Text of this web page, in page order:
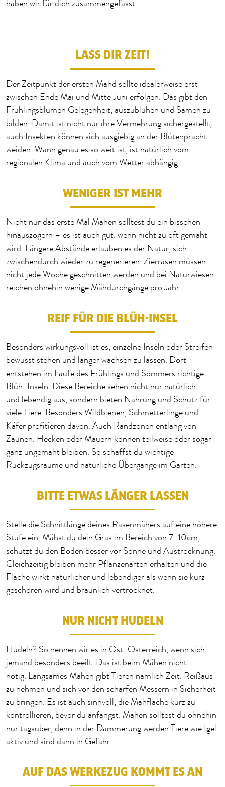
haben wir für dich zusammengefasst:
LASS DIR ZEIT!
Der Zeitpunkt der ersten Mahd sollte idealerweise erst
zwischen Ende Mai und Mitte Juni erfolgen. Das gibt den
Frühlingsblumen Gelegenheit, auszublühen und Samen zu
bilden. Damit ist nicht nur ihre Vermehrung sichergestellt,
auch Insekten können sich ausgiebig an der Blütenpracht
weiden. Wann genau es so weit ist, ist natürlich vom
regionalen Klima und auch vom Wetter abhängig.
WENIGER IST MEHR
Nicht nur das erste Mal Mähen solltest du ein bisschen
hinauszögern – es ist auch gut, wenn nicht zu oft gemäht
wird. Längere Abstände erlauben es der Natur, sich
zwischendurch wieder zu regenerieren. Zierrasen müssen
nicht jede Woche geschnitten werden und bei Naturwiesen
reichen ohnehin wenige Mähdurchgänge pro Jahr.
REIF FÜR DIE BLÜH-INSEL
Besonders wirkungsvoll ist es, einzelne Inseln oder Streifen
bewusst stehen und länger wachsen zu lassen. Dort
entstehen im Laufe des Frühlings und Sommers richtige
Blüh-Inseln. Diese Bereiche sehen nicht nur natürlich
und lebendig aus, sondern bieten Nahrung und Schutz für
viele Tiere. Besonders Wildbienen, Schmetterlinge und
Käfer profitieren davon. Auch Randzonen entlang von
Zäunen, Hecken oder Mauern können teilweise oder sogar
ganz ungemäht bleiben. So schaffst du wichtige
Rückzugsräume und natürliche Übergänge im Garten.
BITTE ETWAS LÄNGER LASSEN
Stelle die Schnittlänge deines Rasenmähers auf eine höhere
Stufe ein. Mähst du dein Gras im Bereich von 7-10cm,
schützt du den Boden besser vor Sonne und Austrocknung.
Gleichzeitig bleiben mehr Pflanzenarten erhalten und die
Fläche wirkt natürlicher und lebendigerals wenn sie kurz
geschoren wird und bräunlich vertrocknet.
NUR NICHT HUDELN
Hudeln? So nennen wir es in Ost-Österreich, wenn sich
jemand besonders beeilt. Das ist beim Mähen nicht
nötig. Langsames Mähen gibt Tieren nämlich Zeit, Reißaus
zu nehmen und sich vor den scharfen Messern in Sicherheit
zu bringen. Es ist auch sinnvoll, die Mähfläche kurz zu
kontrollieren, bevor du anfängst. Mähen solltest du ohnehin
nur tagsüber, denn in der Dämmerung werden Tiere wie Igel
aktiv und sind dann in Gefahr.
AUF DAS WERKEZUG KOMMT ES AN